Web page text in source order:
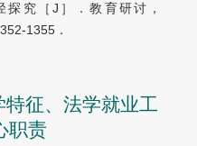
探究［J］．教育研讨，
1355．
征、法学就业工
职责